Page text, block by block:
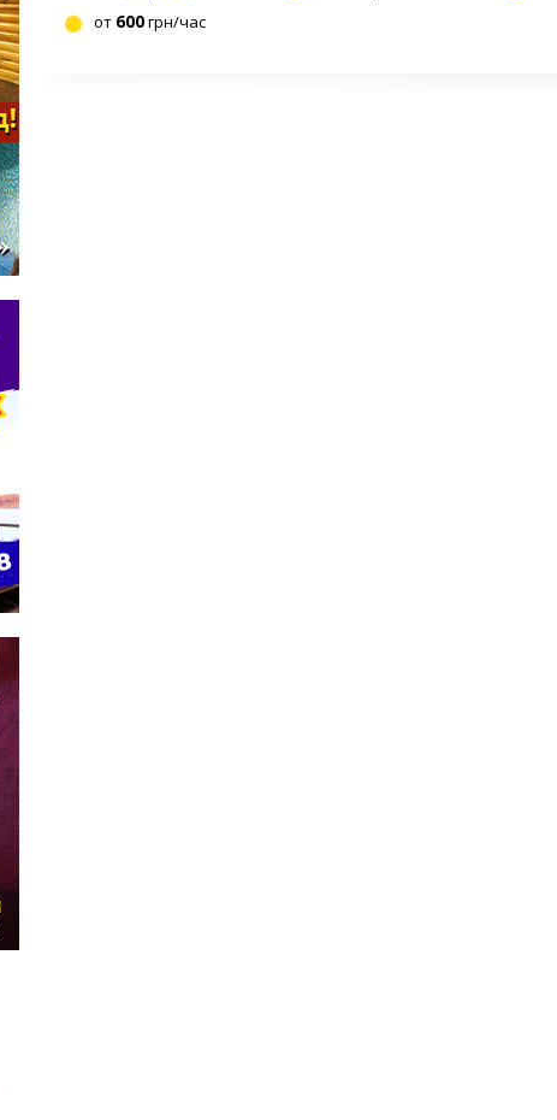
от 600грн/час